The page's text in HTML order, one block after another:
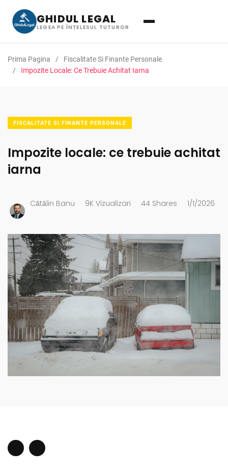
GHIDUL LEGAL
LEGEA PE ÎNȚELESUL TUTUROR
Prima Pagina
Fiscalitate Si Finante Personale
Impozite Locale: Ce Trebuie Achitat Iarna
FISCALITATE SI FINANTE PERSONALE
Impozite locale: ce trebuie achitat
iarna
Cătălin Banu 9K Vizualizari 44 Shares 1/1/2026